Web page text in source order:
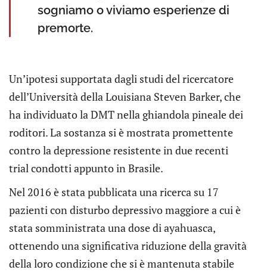
sogniamo o viviamo esperienze di
premorte.
Un’ipotesi supportata dagli studi del ricercatore
dell’Università della Louisiana Steven Barker, che
ha individuato la DMT nella ghiandola pineale dei
roditori. La sostanza si è mostrata promettente
contro la depressione resistente in due recenti
trial condotti appunto in Brasile.
Nel 2016 è stata pubblicata una ricerca su 17
pazienti con disturbo depressivo maggiore a cui è
stata somministrata una dose di ayahuasca,
ottenendo una significativa riduzione della gravità
della loro condizione che si è mantenuta stabile